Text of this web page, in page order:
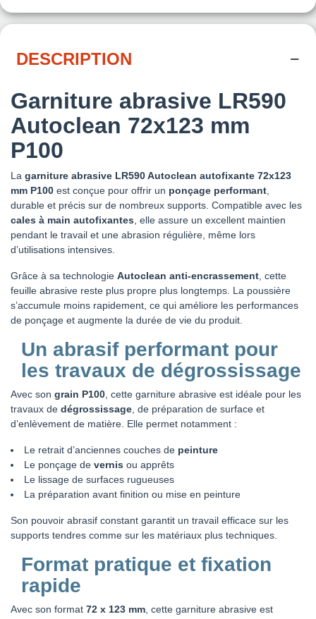
DESCRIPTION
Garniture abrasive LR590
Autoclean 72x123 mm
P100
La garniture abrasive LR590 Autoclean autofixante 72x123
mm P100 est conçue pour offrir un ponçage performant
durable et précis sur de nombreux supports. Compatible avec les
cales à main autofixantes , elle assure un excellent maintien
pendant le travail et une abrasion régulière, même lors
d’utilisations intensives.
Grâce à sa technologie Autoclean anti-encrassement , cette
feuille abrasive reste plus propre plus longtemps. La poussière
s’accumule moins rapidement, ce qui améliore les performances
de ponçage et augmente la durée de vie du produit.
Un abrasif performant pour
les travaux de dégrossissage
Avec son grain P100 , cette garniture abrasive est idéale pour les
travaux de dégrossissage , de préparation de surface et
d’enlèvement de matière. Elle permet notamment :
Le retrait d’anciennes couches de peinture
Le ponçage de vernis ou apprêts
Le lissage de surfaces rugueuses
La préparation avant finition ou mise en peinture
Son pouvoir abrasif constant garantit un travail efficace sur les
supports tendres comme sur les matériaux plus techniques.
Format pratique et fixation
rapide
Avec son format 72 x 123 mm , cette garniture abrasive est